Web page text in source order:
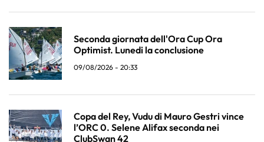
Seconda giornata dell'Ora Cup Ora
Optimist. Lunedi la conclusione
09/08/2026 - 20:33
Copa del Rey, Vudu di Mauro Gestri vince
l’ORC 0. Selene Alifax seconda nei
ClubSwan 42